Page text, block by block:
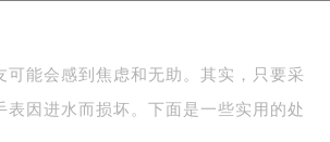
能会感到焦虑和无助。其实，只要采
因进水而损坏。下面是一些实用的处